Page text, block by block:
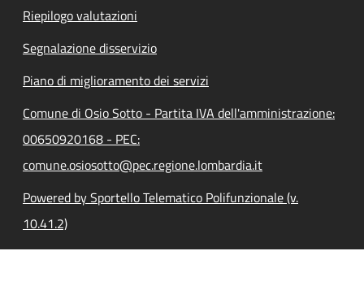
Riepilogo valutazioni
Segnalazione disservizio
Piano di miglioramento dei servizi
Comune di Osio Sotto - Partita IVA dell'amministrazione:
00650920168 - PEC:
comune.osiosotto@pec.regione.lombardia.it
Powered by Sportello Telematico Polifunzionale (v.
10.41.2)